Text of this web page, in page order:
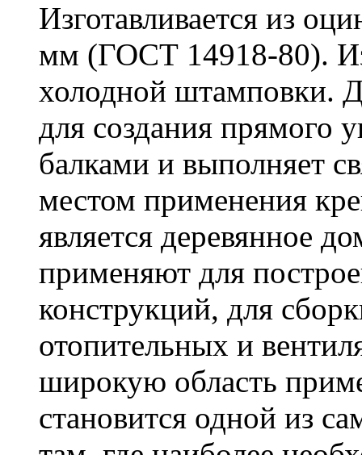
Изготавливается из
мм (ГОСТ 14918-80).
холодной штамповки.
для создания прямого
балками и выполняет
местом применения
является деревянное
применяют для
конструкций, для
отопительных и
широкую область
становится одной из